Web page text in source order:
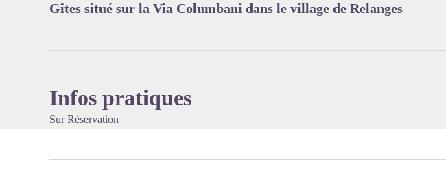
Gîtes situé sur la Via Columbani dans le village de Relanges
Infos pratiques
Sur Réservation